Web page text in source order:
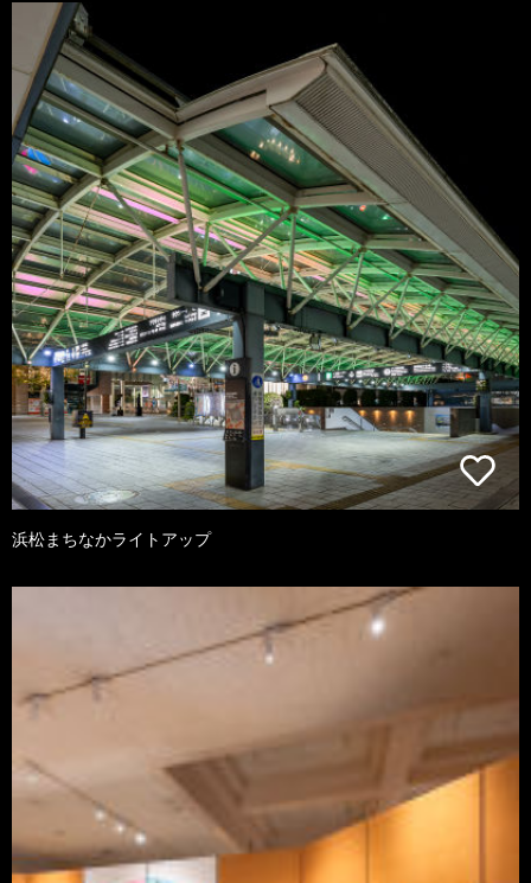
浜松まちなかライトアップ